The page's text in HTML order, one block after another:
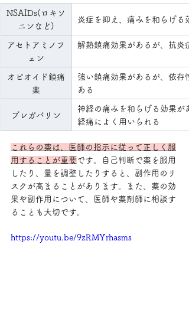
NSAIDs(ロキソ
ニンなど)
炎症を抑え、痛みを和らげる
アセトアミノフ
ェン
解熱鎮痛効果があるが、抗炎
オピオイド鎮痛
薬
強い鎮痛効果があるが、依存
ある
プレガバリン
神経の痛みを和らげる効果が
経痛によく用いられる
これらの薬は、医師の指示に従って正しく服
用することが重要 です。自己判断で薬を服用
したり、量を調整したりすると、副作用のリ
スクが高まることがあります。また、薬の効
果や副作用について、医師や薬剤師に相談す
ることも大切です。
https://youtu.be/9zRMYrhasms